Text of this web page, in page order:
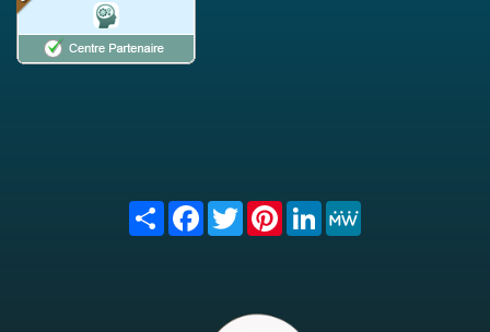
Share FacebookTwitterPinterest
LinkedIn